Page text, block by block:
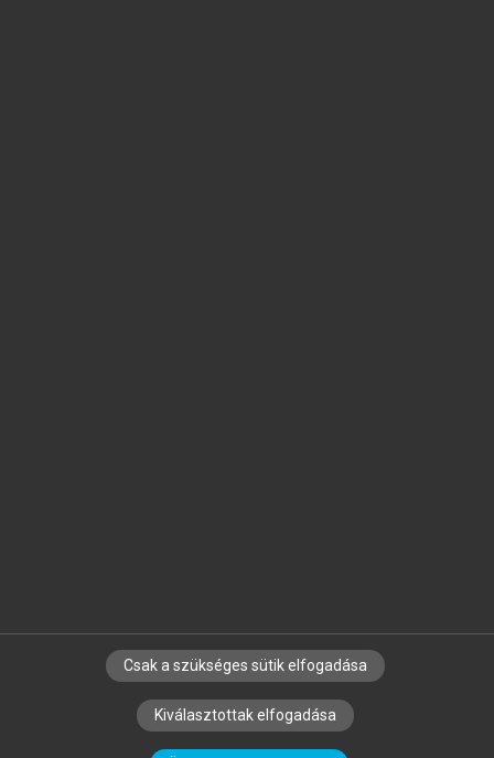
SZERZŐKNEK CÉGEKNEK KÖNYVTÁROSOKNAK
SZERKESZTÉSI ÉS LEKTORÁLÁSI ALAPELVEK
Csak a szükséges sütik elfogadása
Kiválasztottak elfogadása